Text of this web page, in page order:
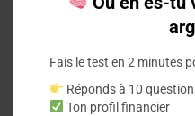
dans la gestion de
peuvent vous
toucher à vos
Fais le test en 2 minutes
Réponds à 10
Ton profil financier